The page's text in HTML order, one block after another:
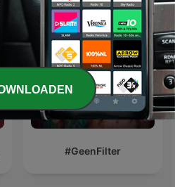
#GeenFilter